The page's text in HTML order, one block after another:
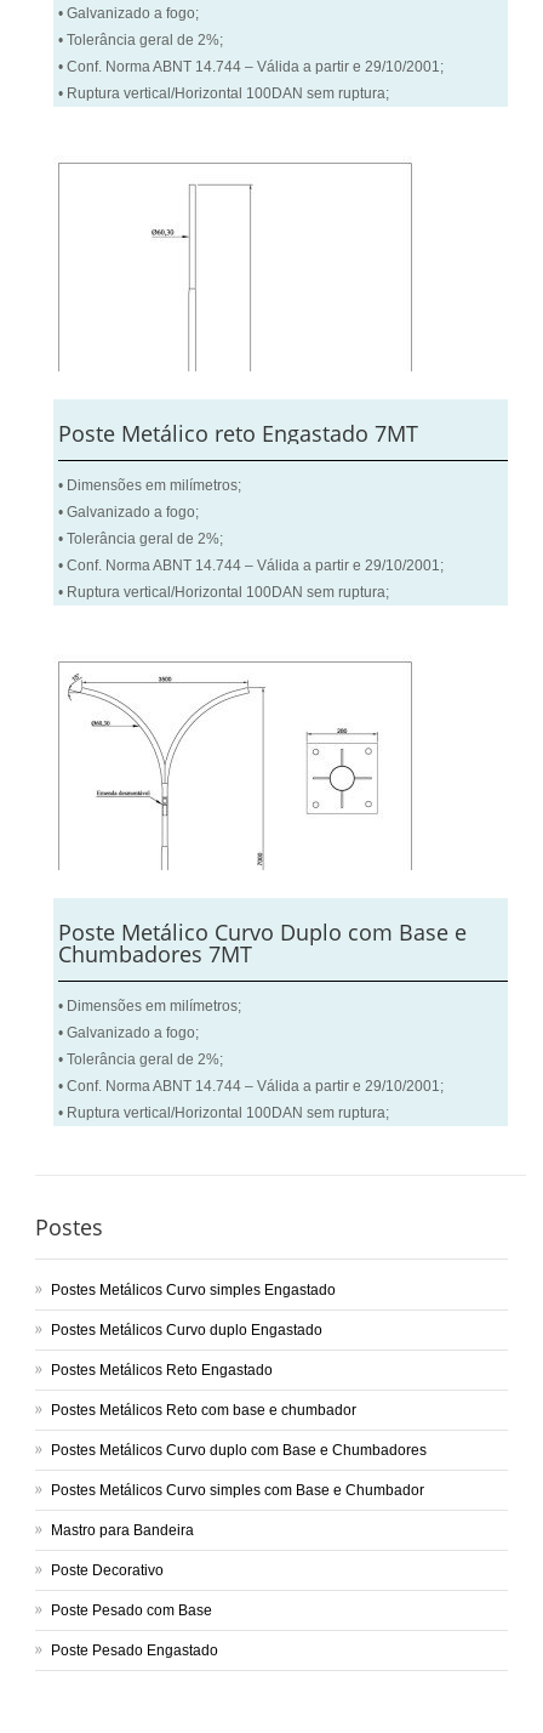
• Galvanizado a fogo;
• Tolerância geral de 2%;
• Conf. Norma ABNT 14.744 – Válida a partir e 29/10/2001;
• Ruptura vertical/Horizontal 100DAN sem ruptura;
Poste Metálico reto Engastado 7MT
• Dimensões em milímetros;
• Galvanizado a fogo;
• Tolerância geral de 2%;
• Conf. Norma ABNT 14.744 – Válida a partir e 29/10/2001;
• Ruptura vertical/Horizontal 100DAN sem ruptura;
Poste Metálico Curvo Duplo com Base e
Chumbadores 7MT
• Dimensões em milímetros;
• Galvanizado a fogo;
• Tolerância geral de 2%;
• Conf. Norma ABNT 14.744 – Válida a partir e 29/10/2001;
• Ruptura vertical/Horizontal 100DAN sem ruptura;
Postes
Postes Metálicos Curvo simples Engastado
Postes Metálicos Curvo duplo Engastado
Postes Metálicos Reto Engastado
Postes Metálicos Reto com base e chumbador
Postes Metálicos Curvo duplo com Base e Chumbadores
Postes Metálicos Curvo simples com Base e Chumbador
Mastro para Bandeira
Poste Decorativo
Poste Pesado com Base
Poste Pesado Engastado